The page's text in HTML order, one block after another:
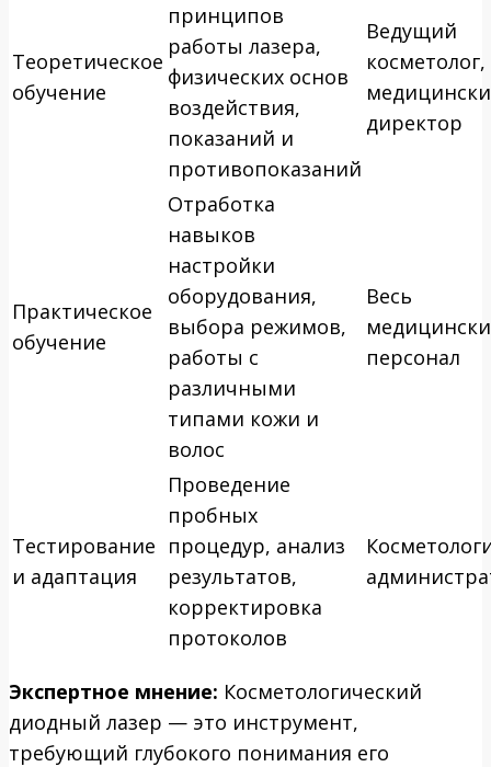
Теоретическое
обучение
принципов
работы лазера,
физических основ
воздействия,
показаний и
противопоказаний
Ведущий
косметолог,
директор
Практическое
обучение
Отработка
навыков
настройки
оборудования,
выбора режимов,
работы с
различными
типами кожи и
волос
Весь
персонал
Тестирование
и адаптация
Проведение
пробных
процедур, анализ
результатов,
корректировка
протоколов
Экспертное мнение: Косметологический
диодный лазер — это инструмент,
требующий глубокого понимания его